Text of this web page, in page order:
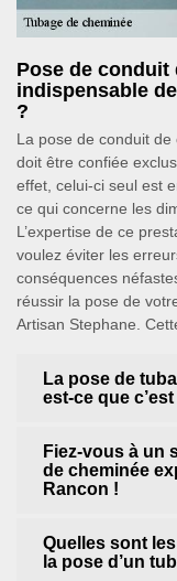
Pose de conduit
indispensable
?
La pose de conduit
doit être confiée
effet, celui-ci seul est
ce qui concerne les
L’expertise de ce
voulez éviter les
conséquences
réussir la pose de
Artisan Stephane.
La pose de
est-ce que
Fiez-vous à un
de cheminée
Rancon !
Quelles sont
la pose d’un